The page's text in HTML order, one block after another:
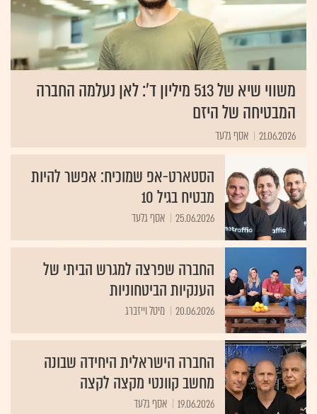
משווי שיא של 513 מיליון ד': לאן נעלמה החברה
המבטיחה של היזם
21.06.2026 אסף גלעד
הסטארט-אפ שמוכיח: אפשר להיות
מבטיח בגיל 10
25.06.2026 אסף גלעד
החברה שפרצה למגרש הביתי של
הענקיות הביטחוניות
20.06.2026 מיטל וייזברג
החברה הישראלית היחידה שבונה
מחשב קוונטי מקצה לקצה
19.06.2026 אסף גלעד